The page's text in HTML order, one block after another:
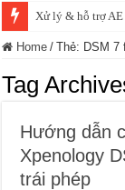
Xử lý & hỗ trợ
Home / Thẻ: DSM 7
Tag
Hướng dẫn
Xpenology
trái phép